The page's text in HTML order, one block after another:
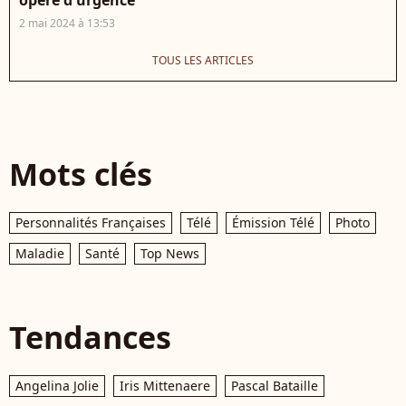
2 mai 2024 à 13:53
TOUS LES ARTICLES
Mots clés
Personnalités Françaises Télé Émission Télé
Photo
Maladie
Santé Top News
Tendances
Angelina Jolie Iris Mittenaere Pascal Bataille